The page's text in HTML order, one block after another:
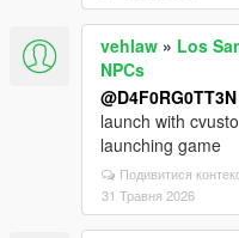
vehlaw » Los
NPCs
@D4F0RG0TT3N
launch with
launching game
Подивитися
31 Травня 2026